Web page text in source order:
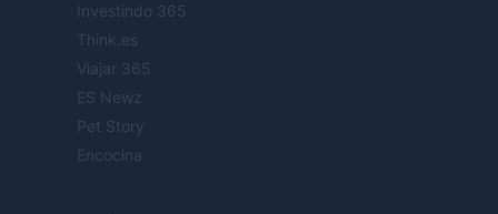
Investindo 365
Think.es
Viajar 365
ES Newz
Pet Story
Encocina